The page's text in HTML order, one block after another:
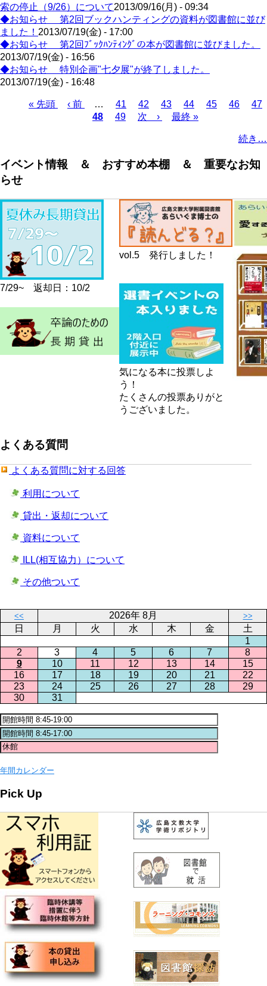
索の停止（9/26）について2013/09/16(月) - 09:34
◆お知らせ 第2回ブックハンティングの資料が図書館に並び
ました！ 2013/07/19(金) - 17:00
◆お知らせ 第2回ﾌﾞｯｸﾊﾝﾃｨﾝｸﾞの本が図書館に並びました。
2013/07/19(金) - 16:56
◆お知らせ 特別企画"七夕展"が終了しました。
2013/07/19(金) - 16:48
り
先
« 先頭
前
‹ 前 … Page
41 Page
42 Page
43 Page
44 Page
45 Page
46
47
カ
48 Page
49
次
次 ›
最
最終 »
続き…
イベント情報 ＆ おすすめ本棚 ＆ 重要なお知
らせ
7/29~ 返却日：10/2
vol.5 発行しました！
気になる本に投票しよ
う！
たくさんの投票ありがと
うございました。
よくある質問
よくある質問に対する回答
利用について
貸出・返却について
資料について
ILL(相互協力）について
その他ついて
<< 2026年 8月 >>
日 月 火 水 木 金
土
1
2
3 4 5 6 7
8
9
10 11 12 13 14
15
16
17 18 19 20 21
22
23
24 25 26 27 28
29
30
31
年間カレンダー
Pick Up